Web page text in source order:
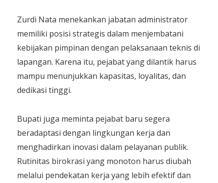
Zurdi Nata menekankan jabatan administrator
memiliki posisi strategis dalam menjembatani
kebijakan pimpinan dengan pelaksanaan teknis di
lapangan. Karena itu, pejabat yang dilantik harus
mampu menunjukkan kapasitas, loyalitas, dan
dedikasi tinggi.
Bupati juga meminta pejabat baru segera
beradaptasi dengan lingkungan kerja dan
menghadirkan inovasi dalam pelayanan publik.
Rutinitas birokrasi yang monoton harus diubah
melalui pendekatan kerja yang lebih efektif dan